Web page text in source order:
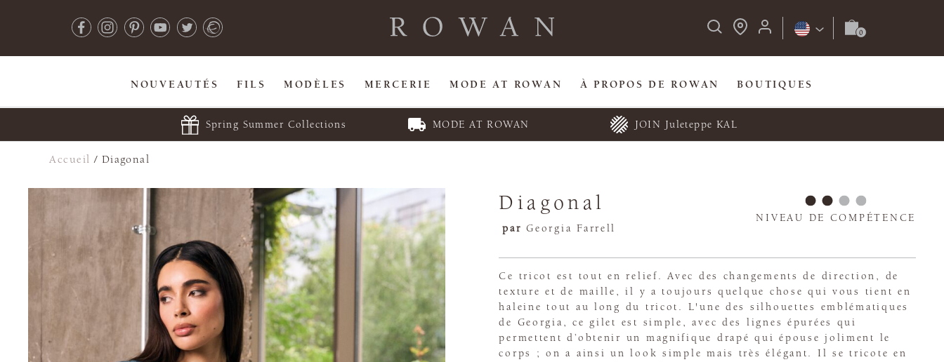
NOUVEAUTÉS FILS MODÈLES MERCERIE MODE AT ROWAN À PROPOS DE ROWAN BOUTIQUES
Spring Summer Collections MODE AT ROWAN JOIN Juleteppe KAL
Accueil / Diagonal
Diagonal
par Georgia Farrell
NIVEAU DE COMPÉTENCE
Ce tricot est tout en relief. Avec des changements de direction, de
texture et de maille, il y a toujours quelque chose qui vous tient en
haleine tout au long du tricot. L'une des silhouettes emblématiques
de Georgia, ce gilet est simple, avec des lignes épurées qui
permettent d’obtenir un magnifique drapé qui épouse joliment le
corps ; on a ainsi un look simple mais très élégant. Il se tricote en